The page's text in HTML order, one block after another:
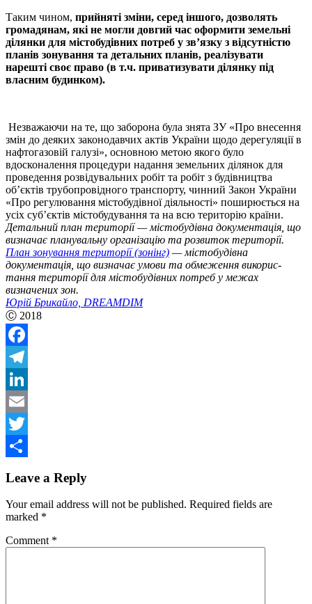
Таким чином, прийняті зміни, серед іншого, дозволять
громадянам, які не могли довгий час оформити земельні
ділянки для містобудівних потреб у зв’язку з відсутністю
планів зонування та детальних планів, реалізувати
нарешті своє право (в т.ч. приватизувати ділянку під
власним будинком).
Незважаючи на те, що заборона була знята ЗУ «Про внесення
змін до деяких законодавчих актів України щодо дерегуляції в
нафтогазовій галузі», основною метою якого було
вдосконалення процедури надання земельних ділянок для
проведення розвідувальних робіт та робіт з будівництва
об’єктів трубопровідного транспорту, чинний Закон України
«Про регулювання містобудівної діяльності» поширюється на
усіх суб’єктів містобудування та на всю територію країни.
Детальний план території — містобудівна документація, що
визначає планувальну організацію та розвиток території.
План зонування території (зонінг) — містобудівна
документація, що визначає умови та обмеження викорис­
тання території для містобудівних потреб у межах
визначених зон.
Юрій Брикайло, DREAMDIM
Ⓒ 2018
Facebook
Telegram
LinkedIn
Email
Twitter
Leave a Reply
Your email address will not be published. Required fields are
marked *
Comment *